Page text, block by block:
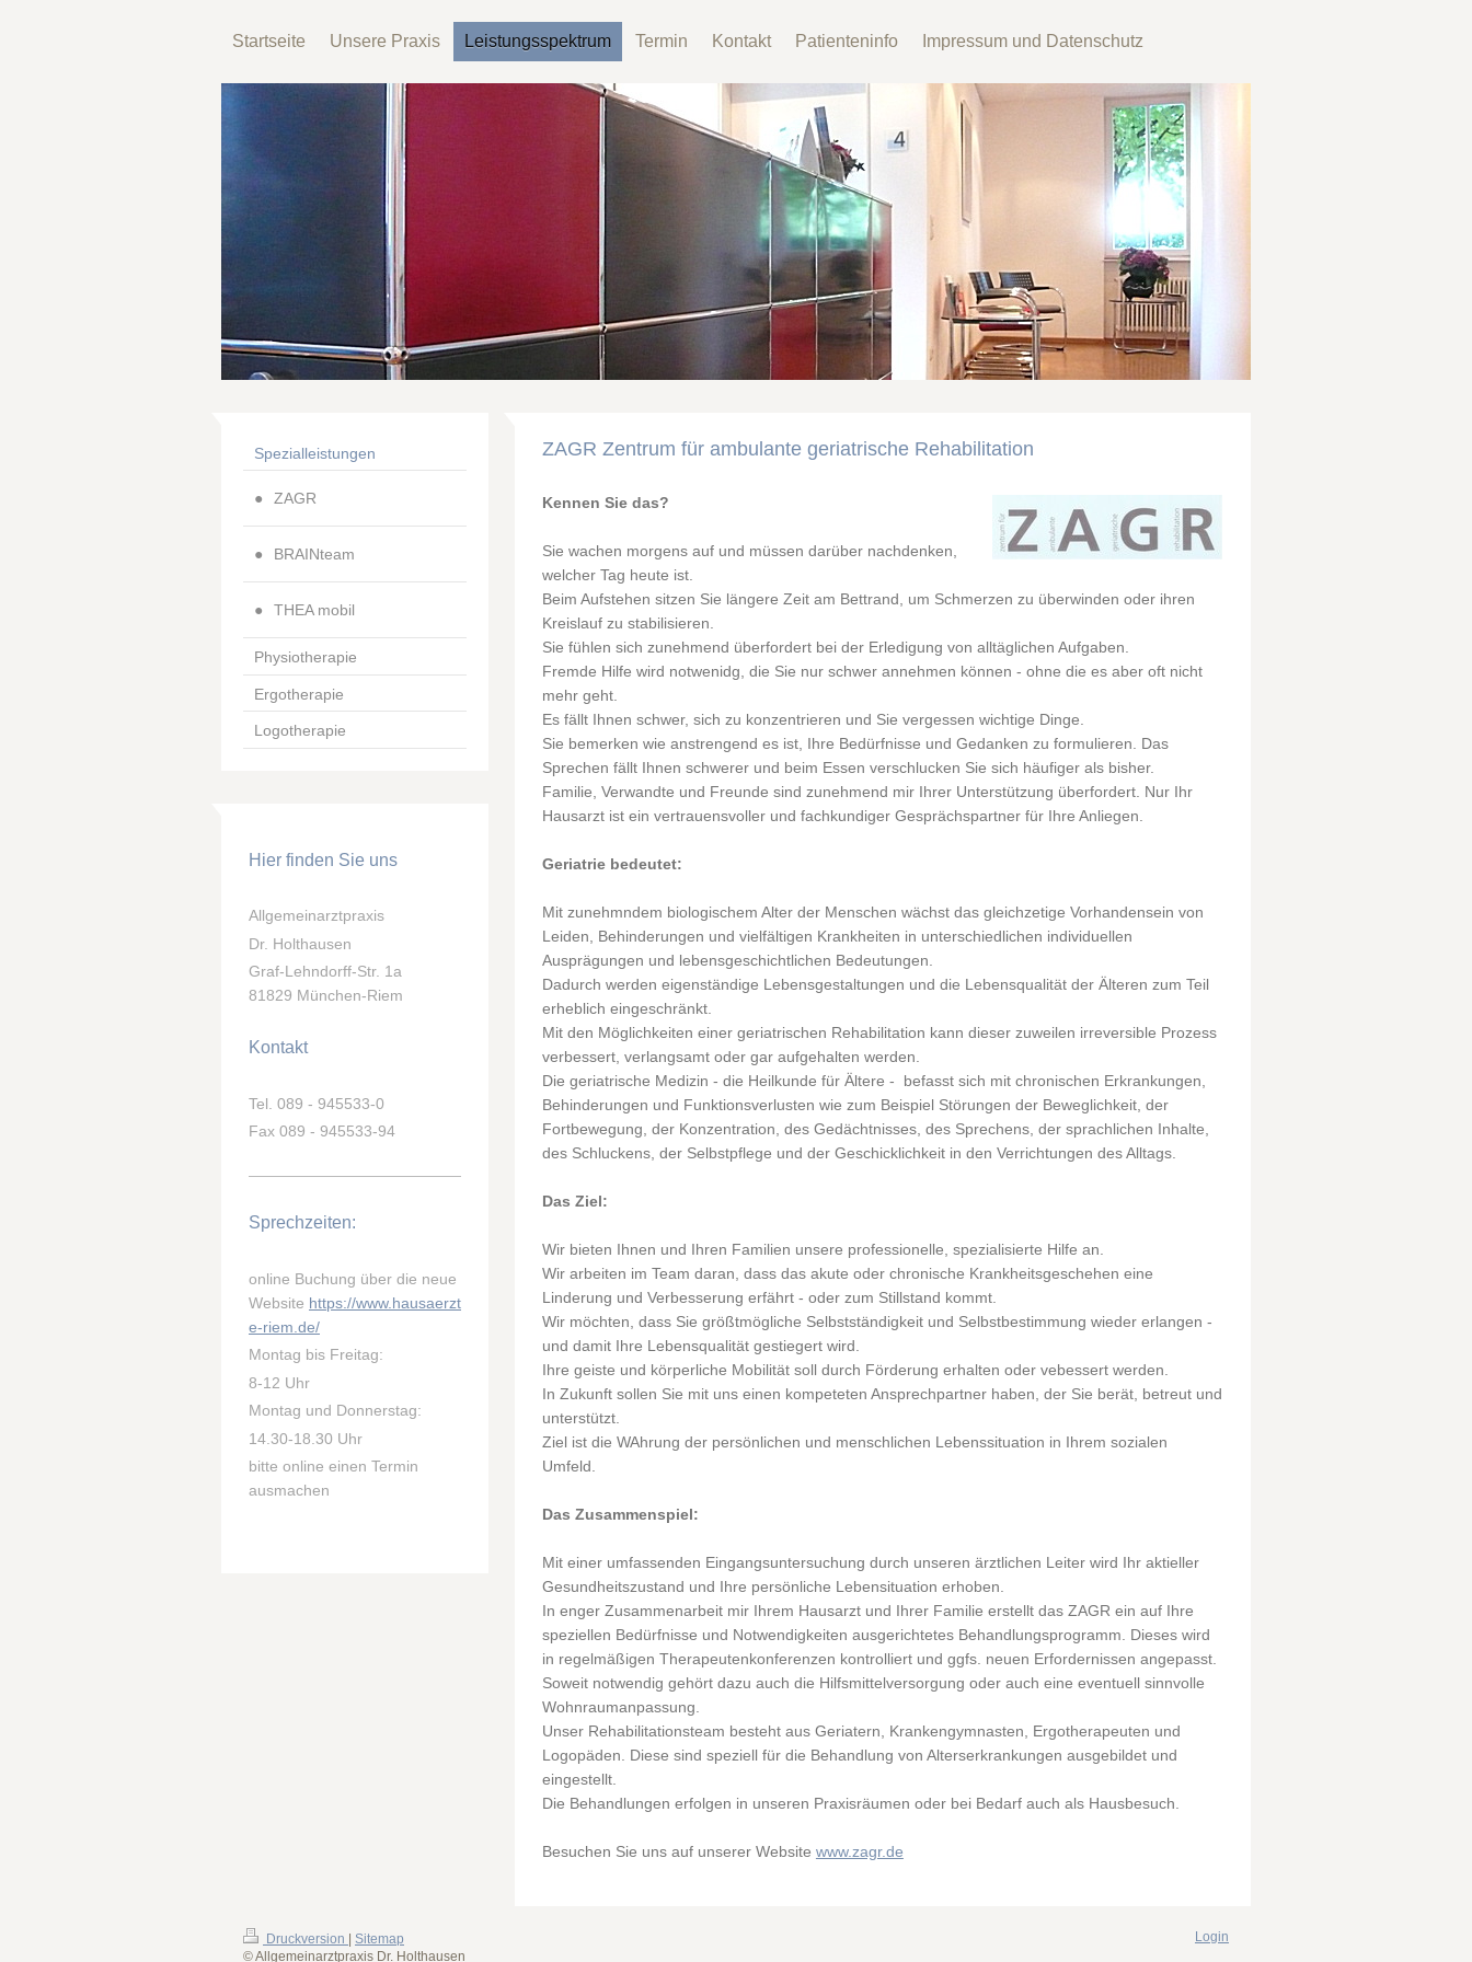
Startseite Unsere Praxis Leistungsspektrum Termin Kontakt Patienteninfo Impressum und Datenschutz
ZAGR Zentrum für ambulante geriatrische Rehabilitation
Kennen Sie das?
Sie wachen morgens auf und müssen darüber nachdenken,
welcher Tag heute ist.
Beim Aufstehen sitzen Sie längere Zeit am Bettrand, um Schmerzen zu überwinden oder ihren
Kreislauf zu stabilisieren.
Sie fühlen sich zunehmend überfordert bei der Erledigung von alltäglichen Aufgaben.
Fremde Hilfe wird notwenidg, die Sie nur schwer annehmen können - ohne die es aber oft nicht
mehr geht.
Es fällt Ihnen schwer, sich zu konzentrieren und Sie vergessen wichtige Dinge.
Sie bemerken wie anstrengend es ist, Ihre Bedürfnisse und Gedanken zu formulieren. Das
Sprechen fällt Ihnen schwerer und beim Essen verschlucken Sie sich häufiger als bisher.
Familie, Verwandte und Freunde sind zunehmend mir Ihrer Unterstützung überfordert. Nur Ihr
Hausarzt ist ein vertrauensvoller und fachkundiger Gesprächspartner für Ihre Anliegen.
Geriatrie bedeutet:
Mit zunehmndem biologischem Alter der Menschen wächst das gleichzetige Vorhandensein von
Leiden, Behinderungen und vielfältigen Krankheiten in unterschiedlichen individuellen
Ausprägungen und lebensgeschichtlichen Bedeutungen.
Dadurch werden eigenständige Lebensgestaltungen und die Lebensqualität der Älteren zum Teil
erheblich eingeschränkt.
Mit den Möglichkeiten einer geriatrischen Rehabilitation kann dieser zuweilen irreversible Prozess
verbessert, verlangsamt oder gar aufgehalten werden.
Die geriatrische Medizin - die Heilkunde für Ältere - befasst sich mit chronischen Erkrankungen,
Behinderungen und Funktionsverlusten wie zum Beispiel Störungen der Beweglichkeit, der
Fortbewegung, der Konzentration, des Gedächtnisses, des Sprechens, der sprachlichen Inhalte,
des Schluckens, der Selbstpflege und der Geschicklichkeit in den Verrichtungen des Alltags.
Das Ziel:
Wir bieten Ihnen und Ihren Familien unsere professionelle, spezialisierte Hilfe an.
Wir arbeiten im Team daran, dass das akute oder chronische Krankheitsgeschehen eine
Linderung und Verbesserung erfährt - oder zum Stillstand kommt.
Wir möchten, dass Sie größtmögliche Selbstständigkeit und Selbstbestimmung wieder erlangen -
und damit Ihre Lebensqualität gestiegert wird.
Ihre geiste und körperliche Mobilität soll durch Förderung erhalten oder vebessert werden.
In Zukunft sollen Sie mit uns einen kompeteten Ansprechpartner haben, der Sie berät, betreut und
unterstützt.
Ziel ist die WAhrung der persönlichen und menschlichen Lebenssituation in Ihrem sozialen
Umfeld.
Das Zusammenspiel:
Mit einer umfassenden Eingangsuntersuchung durch unseren ärztlichen Leiter wird Ihr aktieller
Gesundheitszustand und Ihre persönliche Lebensituation erhoben.
In enger Zusammenarbeit mir Ihrem Hausarzt und Ihrer Familie erstellt das ZAGR ein auf Ihre
speziellen Bedürfnisse und Notwendigkeiten ausgerichtetes Behandlungsprogramm. Dieses wird
in regelmäßigen Therapeutenkonferenzen kontrolliert und ggfs. neuen Erfordernissen angepasst.
Soweit notwendig gehört dazu auch die Hilfsmittelversorgung oder auch eine eventuell sinnvolle
Wohnraumanpassung.
Unser Rehabilitationsteam besteht aus Geriatern, Krankengymnasten, Ergotherapeuten und
Logopäden. Diese sind speziell für die Behandlung von Alterserkrankungen ausgebildet und
eingestellt.
Die Behandlungen erfolgen in unseren Praxisräumen oder bei Bedarf auch als Hausbesuch.
Besuchen Sie uns auf unserer Website www.zagr.de
Spezialleistungen
ZAGR
BRAINteam
THEA mobil
Physiotherapie
Ergotherapie
Logotherapie
Hier finden Sie uns
Allgemeinarztpraxis
Dr. Holthausen
Graf-Lehndorff-Str. 1a
81829 München-Riem
Kontakt
Tel. 089 - 945533-0
Fax 089 - 945533-94
Sprechzeiten:
online Buchung über die neue
Website https://www.hausaerzt
e-riem.de/
Montag bis Freitag:
8-12 Uhr
Montag und Donnerstag:
14.30-18.30 Uhr
bitte online einen Termin
ausmachen
Druckversion
Sitemap
© Allgemeinarztpraxis Dr. Holthausen
Login